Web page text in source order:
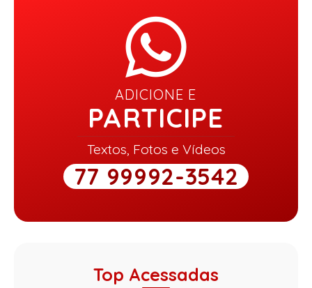
ADICIONE E
PARTICIPE
Textos, Fotos e Vídeos
77 99992-3542
Top Acessadas